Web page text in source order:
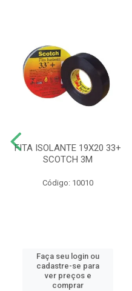
FITA ISOLANTE 19X20 33+
SCOTCH 3M
Código: 10010
Faça seu login ou
cadastre-se para
ver preços e
comprar